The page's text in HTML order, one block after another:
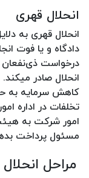
انحلال قهری
انحلال قهری به
دادگاه و یا فوت
درخواست ذی‌نفعان
انحلال صادر
کاهش سرمایه به
تخلفات در اداره
امور شرکت به
مسئول پرداخت
مراحل